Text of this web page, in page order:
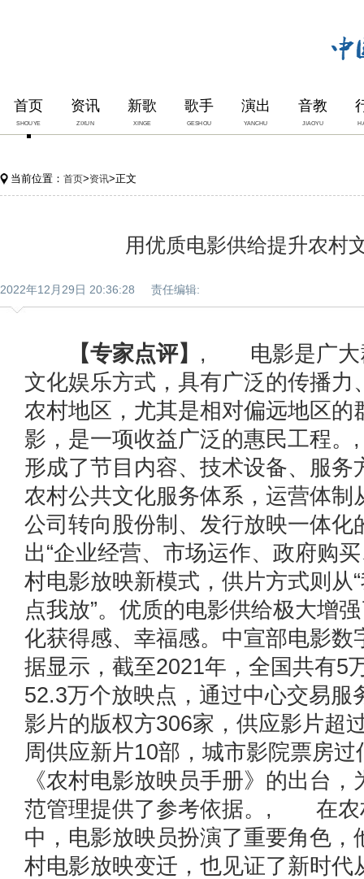
首页
SHOUYE
资讯
ZIXUN
新歌
XINGE
歌手
GESHOU
演出
YANCHU
音教
JIAOYU
当前位置： 首页>资讯>正文
用优质电影供给提升农村
2022年12月29日 20:36:28 责任编辑:
【专家点评】 , 电影是广大
文化娱乐方式，具有广泛的传播力
农村地区，尤其是相对偏远地区的
影，是一项收益广泛的惠民工
形成了节目内容、技术设备、服务
农村公共文化服务体系，运营体制
公司转向股份制、发行放映一体化
出“企业经营、市场运作、政府购
村电影放映新模式，供片方式则从
点我放”。优质的电影供给极大增
化获得感、幸福感。中宣部电影数
据显示，截至2021年，全国共有5
52.3万个放映点，通过中心交易服
影片的版权方306家，供应影片超
周供应新片10部，城市影院票房
《农村电影放映员手册》的出台
范管理提供了参考依据。, 在农
中，电影放映员扮演了重要角色，
村电影放映变迁，也见证了新时代